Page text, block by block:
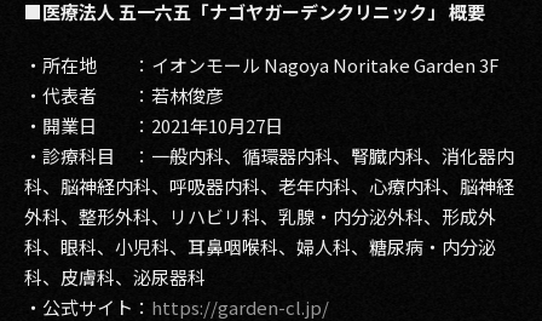
■医療法人 五一六五「ナゴヤガーデンクリニック」 概要
・所在地 ：イオンモール Nagoya Noritake Garden 3F
・代表者 ：若林俊彦
・開業日 ：2021年10月27日
・診療科目 ：一般内科、循環器内科、腎臓内科、消化器内
科、脳神経内科、呼吸器内科、老年内科、心療内科、脳神経
外科、整形外科、リハビリ科、乳腺・内分泌外科、形成外
科、眼科、小児科、耳鼻咽喉科、婦人科、糖尿病・内分泌
科、皮膚科、泌尿器科
・公式サイト： https://garden-cl.jp/